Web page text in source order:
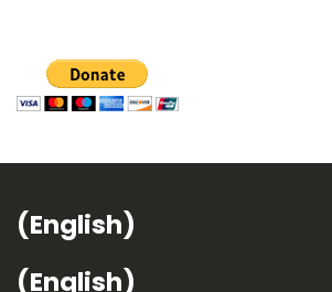
(English)
(English)